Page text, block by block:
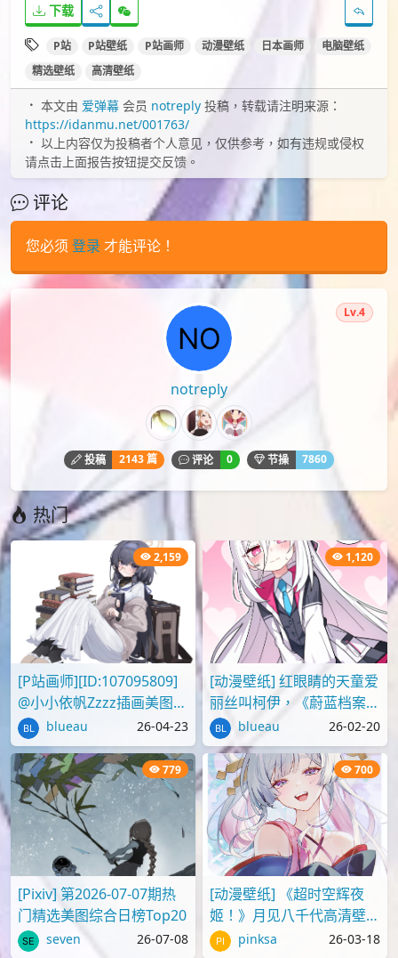
下载
P站 P站壁纸 P站画师 动漫壁纸 日本画师
电脑壁纸
精选壁纸
高清壁纸
本文由 爱弹幕 会员 notreply 投稿，转载请注明来源：
https://idanmu.net/001763/
以上内容仅为投稿者个人意见，仅供参考，如有违规或侵权
请点击上面报告按钮提交反馈。
评论
您必须 登录 才能评论！
notreply
Lv.4
投稿 2143 篇 评论 0 节操 7860
热门
2,159
[P站画师][ID:107095809]
@小小依帆Zzzz插画美图作
品推荐blueau 26-04-23
1,120
[动漫壁纸] 红眼睛的天童爱
丽丝叫柯伊，《蔚蓝档案》
壁纸图片分享
blueau 26-02-20
779
[Pixiv] 第2026-07-07期热
门精选美图综合日榜Top20
seven 26-07-08
700
[动漫壁纸] 《超时空辉夜
姬！》月见八千代高清壁纸
图片 pinksa 26-03-18